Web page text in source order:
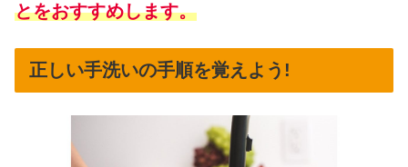
とをおすすめします。
正しい手洗いの手順を覚えよう!